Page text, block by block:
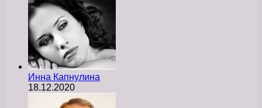
Инна Капнулина
18.12.2020